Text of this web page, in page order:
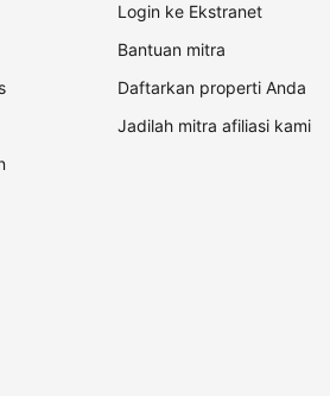
Login ke Ekstranet
Bantuan mitra
Daftarkan properti Anda
Jadilah mitra afiliasi kami